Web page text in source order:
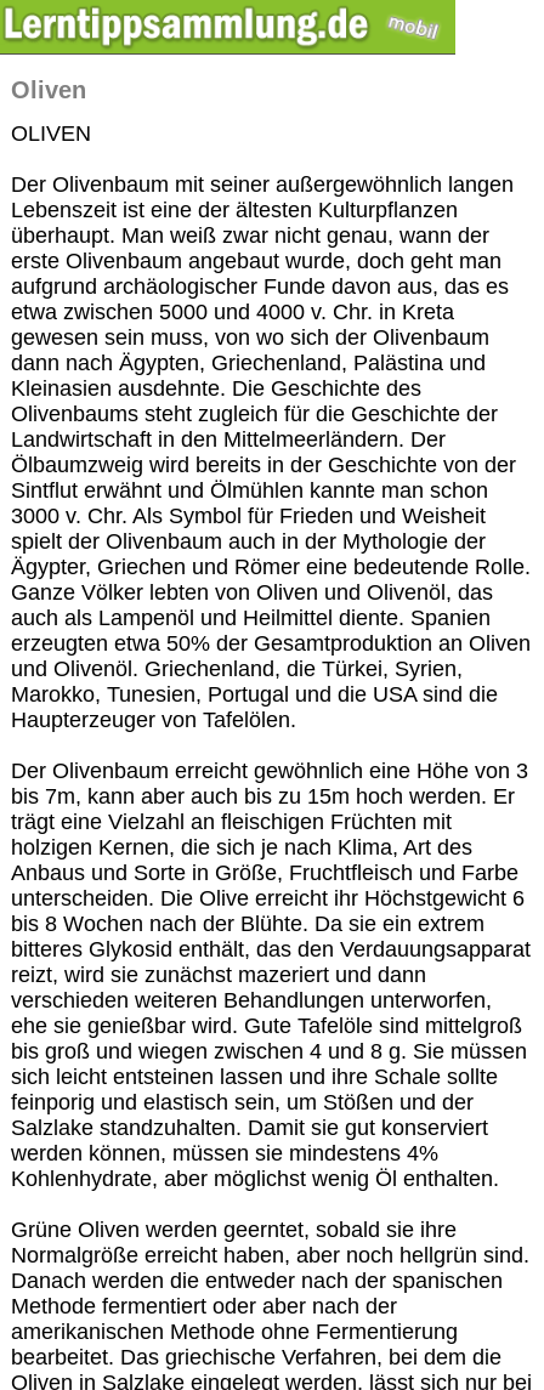
Oliven
OLIVEN
Der Olivenbaum mit seiner außergewöhnlich langen
Lebenszeit ist eine der ältesten Kulturpflanzen
überhaupt. Man weiß zwar nicht genau, wann der
erste Olivenbaum angebaut wurde, doch geht man
aufgrund archäologischer Funde davon aus, das es
etwa zwischen 5000 und 4000 v. Chr. in Kreta
gewesen sein muss, von wo sich der Olivenbaum
dann nach Ägypten, Griechenland, Palästina und
Kleinasien ausdehnte. Die Geschichte des
Olivenbaums steht zugleich für die Geschichte der
Landwirtschaft in den Mittelmeerländern. Der
Ölbaumzweig wird bereits in der Geschichte von der
Sintflut erwähnt und Ölmühlen kannte man schon
3000 v. Chr. Als Symbol für Frieden und Weisheit
spielt der Olivenbaum auch in der Mythologie der
Ägypter, Griechen und Römer eine bedeutende Rolle.
Ganze Völker lebten von Oliven und Olivenöl, das
auch als Lampenöl und Heilmittel diente. Spanien
erzeugten etwa 50% der Gesamtproduktion an Oliven
und Olivenöl. Griechenland, die Türkei, Syrien,
Marokko, Tunesien, Portugal und die USA sind die
Haupterzeuger von Tafelölen.
Der Olivenbaum erreicht gewöhnlich eine Höhe von 3
bis 7m, kann aber auch bis zu 15m hoch werden. Er
trägt eine Vielzahl an fleischigen Früchten mit
holzigen Kernen, die sich je nach Klima, Art des
Anbaus und Sorte in Größe, Fruchtfleisch und Farbe
unterscheiden. Die Olive erreicht ihr Höchstgewicht 6
bis 8 Wochen nach der Blühte. Da sie ein extrem
bitteres Glykosid enthält, das den Verdauungsapparat
reizt, wird sie zunächst mazeriert und dann
verschieden weiteren Behandlungen unterworfen,
ehe sie genießbar wird. Gute Tafelöle sind mittelgroß
bis groß und wiegen zwischen 4 und 8 g. Sie müssen
sich leicht entsteinen lassen und ihre Schale sollte
feinporig und elastisch sein, um Stößen und der
Salzlake standzuhalten. Damit sie gut konserviert
werden können, müssen sie mindestens 4%
Kohlenhydrate, aber möglichst wenig Öl enthalten.
Grüne Oliven werden geerntet, sobald sie ihre
Normalgröße erreicht haben, aber noch hellgrün sind.
Danach werden die entweder nach der spanischen
Methode fermentiert oder aber nach der
amerikanischen Methode ohne Fermentierung
bearbeitet. Das griechische Verfahren, bei dem die
Oliven in Salzlake eingelegt werden, lässt sich nur bei